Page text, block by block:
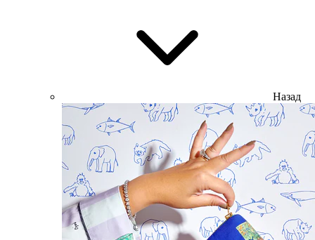
Назад